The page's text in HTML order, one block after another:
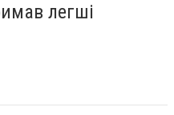
легші